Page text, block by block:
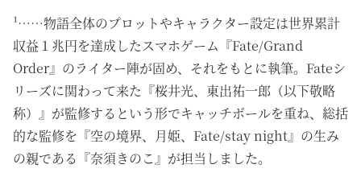
¹……物語全体のプロットやキャラクター設定は世界累計
収益１兆円を達成したスマホゲーム『Fate/Grand
Order』のライター陣が固め、それをもとに執筆。Fateシ
リーズに関わって来た『桜井光、東出祐一郎（以下敬略
称）』が監修するという形でキャッチボールを重ね、総括
的な監修を『空の境界、月姫、Fate/stay night』の生み
の親である『奈須きのこ』が担当しました。